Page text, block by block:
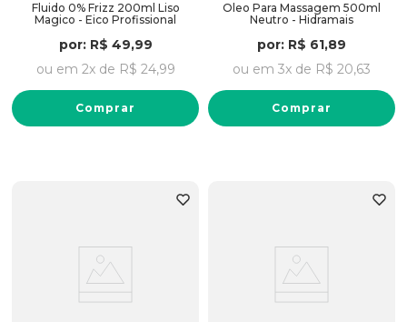
Fluido 0% Frizz 200ml Liso
Magico - Eico Profissional
por: R$ 49,99
ou em 2x de R$ 24,99
Comprar
Oleo Para Massagem 500ml
Neutro - Hidramais
por: R$ 61,89
ou em 3x de R$ 20,63
Comprar